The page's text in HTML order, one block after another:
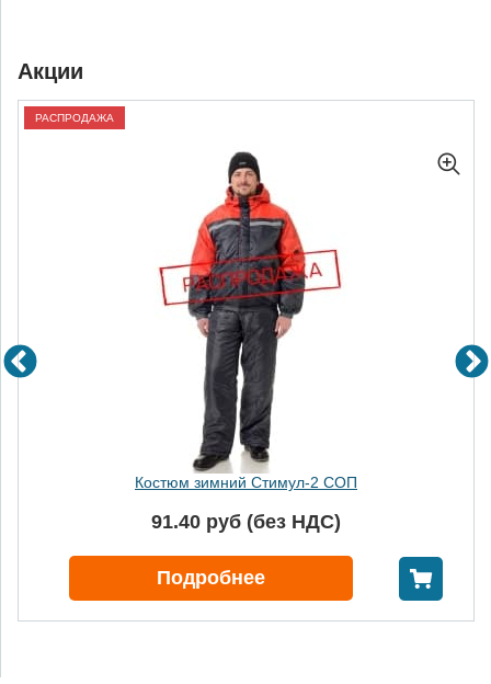
Акции
РАСПРОДАЖА
Костюм зимний Стимул-2 СОП
91.40 руб (без НДС)
Подробнее